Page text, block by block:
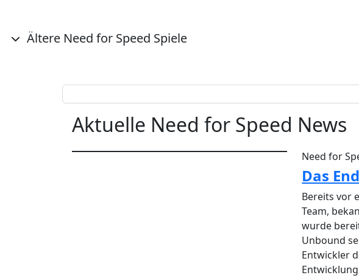
Ältere Need for Speed Spiele
Aktuelle Need for Speed News
Need for
Das
Bereits vor
Team,
wurde
Unbound
Entwickler